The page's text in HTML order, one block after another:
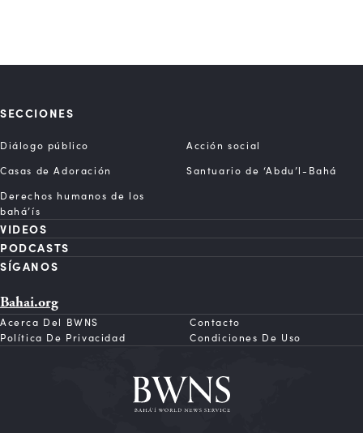
SECCIONES
Diálogo público
Acción social
Casas de Adoración
Santuario de ‘Abdu’l-Bahá
Derechos humanos de los
bahá’ís
VIDEOS
PODCASTS
SÍGANOS
Bahai.org
Acerca Del BWNS
Contacto
Política De Privacidad
Condiciones De Uso